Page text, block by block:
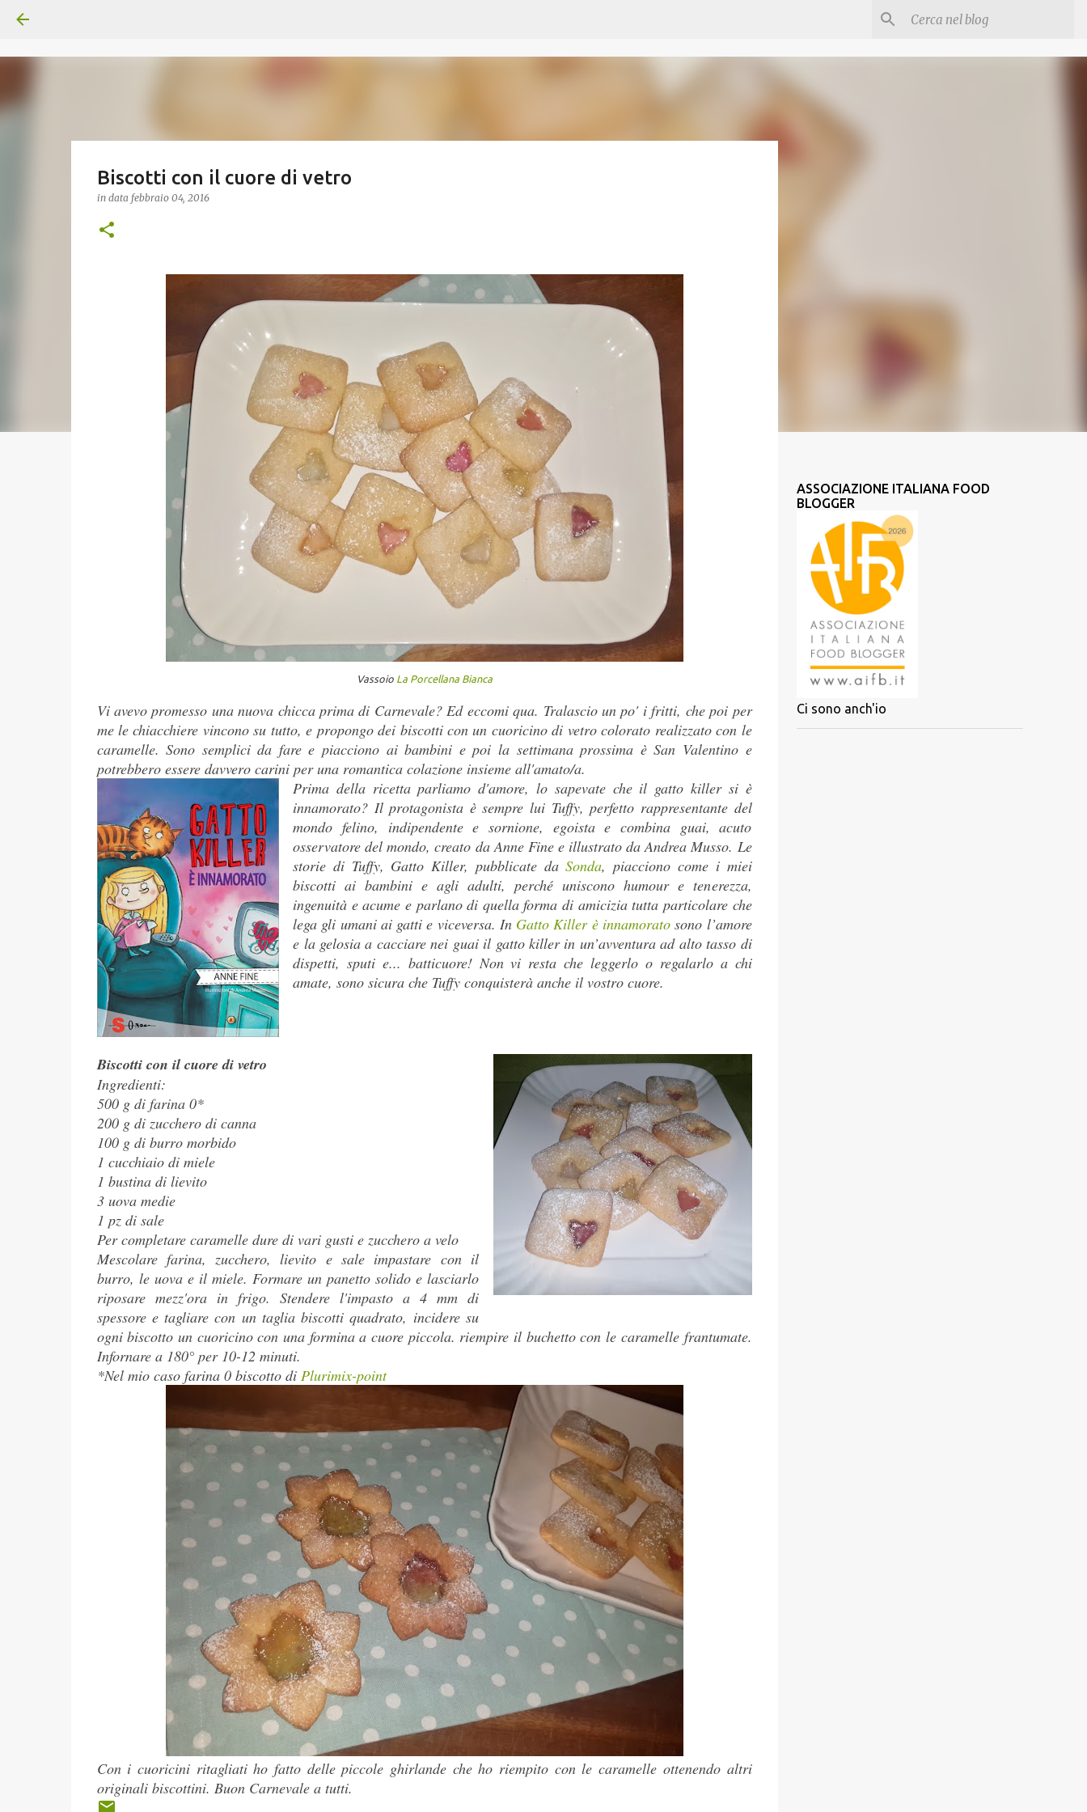
Biscotti con il cuore di vetro
in data febbraio 04, 2016
VassoioLa Porcellana Bianca
Vi avevo promesso una nuova chicca prima di Carnevale? Ed eccomi qua. Tralascio un po' i fritti, che poi per
me le chiacchiere vincono su tutto, e propongo dei biscotti con un cuoricino di vetro colorato realizzato con le
caramelle. Sono semplici da fare e piacciono ai bambini e poi la settimana prossima è San Valentino e
potrebbero essere davvero carini per una romantica colazione insieme all'amato/a.
Prima della ricetta parliamo d'amore, lo sapevate che il gatto killer si è
innamorato? Il protagonista è sempre lui Tuffy, perfetto rappresentante del
mondo felino, indipendente e sornione, egoista e combina guai, acuto
osservatore del mondo, creato da Anne Fine e illustrato da Andrea Musso. Le
storie di Tuffy, Gatto Killer, pubblicate daSonda, piacciono come i miei
biscotti ai bambini e agli adulti, perché uniscono humour e tenerezza,
ingenuità e acume e parlano di quella forma di amicizia tutta particolare che
lega gli umani ai gatti e viceversa. In Gatto Killer è innamorato sono l’amore
e la gelosia a cacciare nei guai il gatto killer in un’avventura ad alto tasso di
dispetti, sputi e... batticuore! Non vi resta che leggerlo o regalarlo a chi
amate, sono sicura che Tuffy conquisterà anche il vostro cuore.
Biscotti con il cuore di vetro
Ingredienti:
500 g di farina 0*
200 g di zucchero di canna
100 g di burro morbido
1 cucchiaio di miele
1 bustina di lievito
3 uova medie
1 pz di sale
Per completare caramelle dure di vari gusti e zucchero a velo
Mescolare farina, zucchero, lievito e sale impastare con il
burro, le uova e il miele. Formare un panetto solido e lasciarlo
riposare mezz'ora in frigo. Stendere l'impasto a 4 mm di
spessore e tagliare con un taglia biscotti quadrato, incidere su
ogni biscotto un cuoricino con una formina a cuore piccola. riempire il buchetto con le caramelle frantumate.
Infornare a 180° per 10-12 minuti.
*Nel mio caso farina 0 biscotto di Plurimix-point
Con i cuoricini ritagliati ho fatto delle piccole ghirlande che ho riempito con le caramelle ottenendo altri
originali biscottini. Buon Carnevale a tutti.
ASSOCIAZIONE ITALIANA FOOD
BLOGGER
Ci sono anch'io